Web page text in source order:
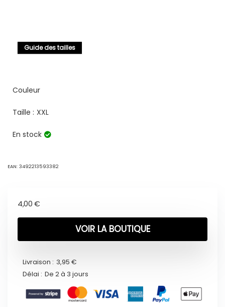
Guide des tailles
Couleur
Taille : XXL
En stock
EAN: 3492213593382
4,00 €
VOIR LA BOUTIQUE
Livraison : 3,95 €
Délai : De 2 à 3 jours